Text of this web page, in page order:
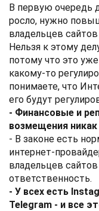
В первую очередь
росло, нужно
владельцев
Нельзя к этому
потому что это
какому-то
понимаете, что
его будут
- Финансовые и
возмещения
- В законе есть
интернет-
владельцев
ответственность.
- У всех есть
Telegram - и все